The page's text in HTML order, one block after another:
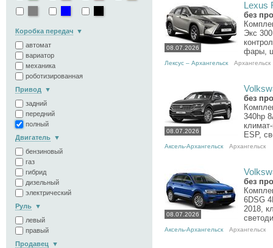
Коробка передач
автомат
вариатор
механика
роботизированная
Привод
задний
передний
полный
Двигатель
бензиновый
газ
гибрид
дизельный
электрический
Руль
левый
правый
Продавец
08.07.2026
Lexus
без
Экс
фары,
Лексус – Архангельск Архангельск
08.07.2026
без
340hp
ESP,
Аксель-Архангельск Архангельск
08.07.2026
без
6DSG
2018,
Аксель-Архангельск Архангельск